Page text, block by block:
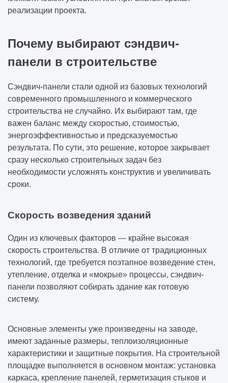
реализации проекта.
Почему выбирают сэндвич-
панели в строительстве
Сэндвич-панели стали одной из базовых технологий
современного промышленного и коммерческого
строительства не случайно. Их выбирают там, где
важен баланс между скоростью, стоимостью,
энергоэффективностью и предсказуемостью
результата. По сути, это решение, которое закрывает
сразу несколько строительных задач без
необходимости усложнять конструктив и увеличивать
сроки.
Скорость возведения зданий
Один из ключевых факторов — крайне высокая
скорость строительства. В отличие от традиционных
технологий, где требуется поэтапное возведение стен,
утепление, отделка и «мокрые» процессы, сэндвич-
панели позволяют собирать здание как готовую
систему.
Основные элементы уже произведены на заводе,
имеют заданные размеры, теплоизоляционные
характеристики и защитные покрытия. На строительной
площадке выполняется в основном монтаж: установка
каркаса, крепление панелей, герметизация стыков и